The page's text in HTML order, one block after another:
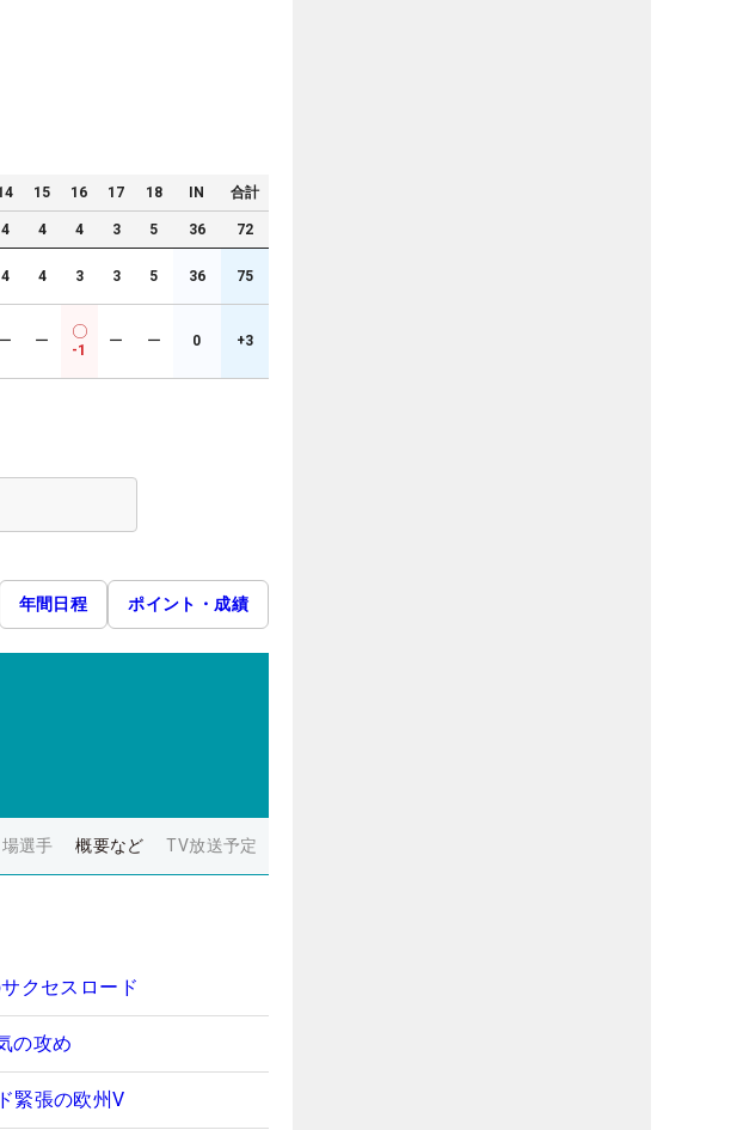
15 16 17 18 IN 合計
4 4 4 3 5 36 72
4 4 3 3 5 36 75
ー ー
-1
ー ー 0 +3
年間日程 ポイント・成績
選手 概要など TV放送予定
クセスロード
の攻め
緊張の欧州V